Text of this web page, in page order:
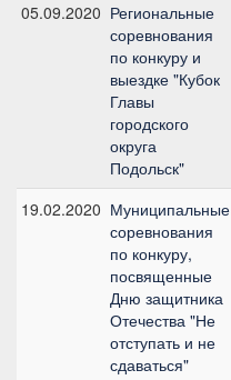
05.09.2020 Региональные
соревнования
по конкуру и
выездке "Кубок
Главы
городского
округа
Подольск"
19.02.2020 Муниципальные
соревнования
по конкуру,
посвященные
Дню защитника
Отечества "Не
отступать и не
сдаваться"